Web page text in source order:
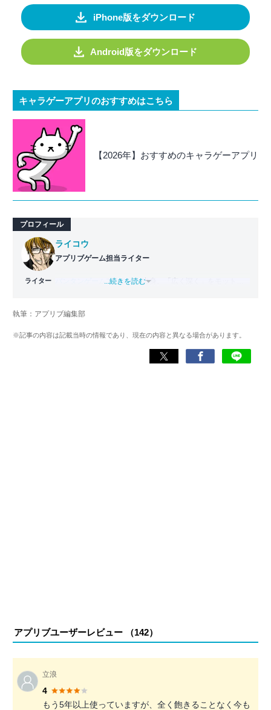
iPhone版をダウンロード
Android版をダウンロード
キャラゲーアプリのおすすめはこちら
【2026年】おすすめのキャラゲーアプリ
プロフィール
ライター
ライコウ
アプリブゲーム担当ライター
バンタンゲームアカデミー 出身。「広く深く」をモットー
ゲームだけでも1,000本以上。ゲーム開発者を目指した経験
くして面白さを引き出し、人々に伝えるためゲームライタ
...続きを読む
執筆：アプリブ編集部
※記事の内容は記載当時の情報であり、現在の内容と異なる場合があります。
アプリブユーザーレビュー （142）
立浪
4
もう5年以上使っていますが、全く飽きることなく今も